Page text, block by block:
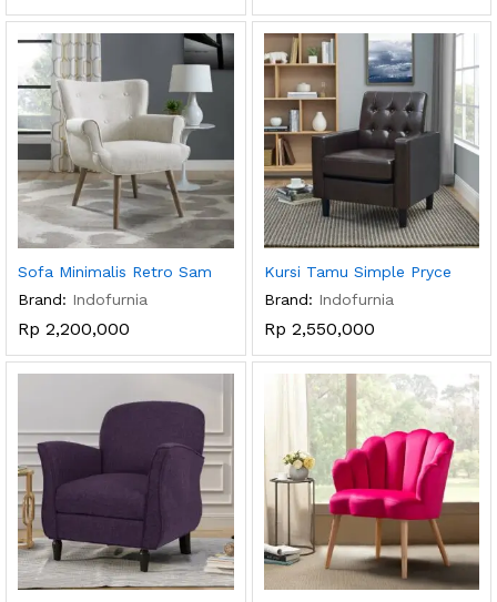
Sofa Minimalis Retro Sam
Brand: Indofurnia
Rp 2,200,000
Kursi Tamu Simple Pryce
Brand: Indofurnia
Rp 2,550,000